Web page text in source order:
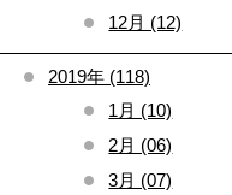
12月 (12)
2019年 (118)
1月 (10)
2月 (06)
3月 (07)